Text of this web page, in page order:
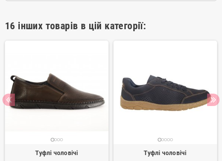
16 інших товарів в цій категорії:
Туфлі чоловічі Туфлі чоловічі